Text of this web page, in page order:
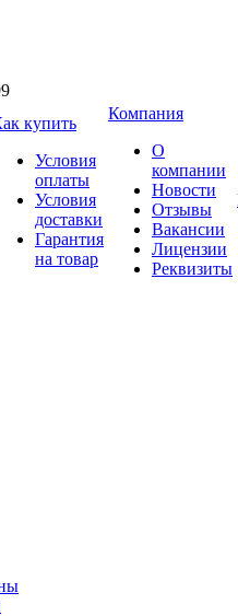
купить
Условия
оплаты
Условия
доставки
Гарантия
на товар
Компания
О
компании
Новости
Отзывы
Вакансии
Лицензии
Реквизиты